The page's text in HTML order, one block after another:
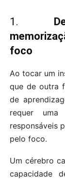
1.
foco
Ao tocar um
que de outra
de
requer
responsáveis
pelo foco.
Um cérebro
capacidade